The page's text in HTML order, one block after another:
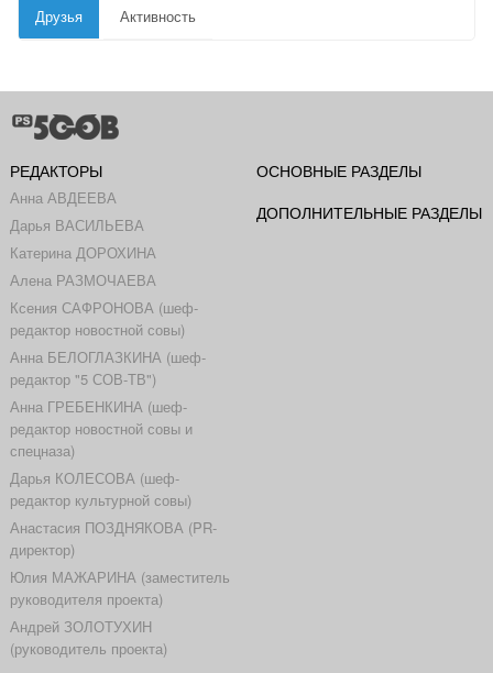
Друзья Активность
РЕДАКТОРЫ
Анна АВДЕЕВА
Дарья ВАСИЛЬЕВА
Катерина ДОРОХИНА
Алена РАЗМОЧАЕВА
Ксения САФРОНОВА (шеф-
редактор новостной совы)
Анна БЕЛОГЛАЗКИНА (шеф-
редактор "5 СОВ-ТВ")
Анна ГРЕБЕНКИНА (шеф-
редактор новостной совы и
спецназа)
Дарья КОЛЕСОВА (шеф-
редактор культурной совы)
Анастасия ПОЗДНЯКОВА (PR-
директор)
Юлия МАЖАРИНА (заместитель
руководителя проекта)
Андрей ЗОЛОТУХИН
(руководитель проекта)
ОСНОВНЫЕ РАЗДЕЛЫ
ДОПОЛНИТЕЛЬНЫЕ РАЗДЕЛЫ